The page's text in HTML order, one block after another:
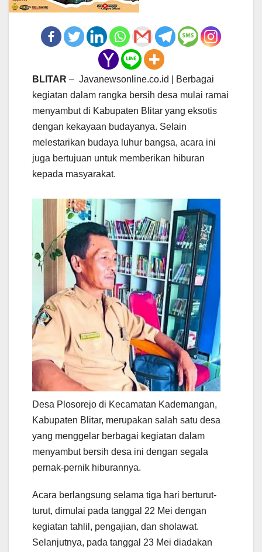
BLITAR – Javanewsonline.co.id | Berbagai
kegiatan dalam rangka bersih desa mulai ramai
menyambut di Kabupaten Blitar yang eksotis
dengan kekayaan budayanya. Selain
melestarikan budaya luhur bangsa, acara ini
juga bertujuan untuk memberikan hiburan
kepada masyarakat.
Desa Plosorejo di Kecamatan Kademangan,
Kabupaten Blitar, merupakan salah satu desa
yang menggelar berbagai kegiatan dalam
menyambut bersih desa ini dengan segala
pernak-pernik hiburannya.
Acara berlangsung selama tiga hari berturut-
turut, dimulai pada tanggal 22 Mei dengan
kegiatan tahlil, pengajian, dan sholawat.
Selanjutnya, pada tanggal 23 Mei diadakan